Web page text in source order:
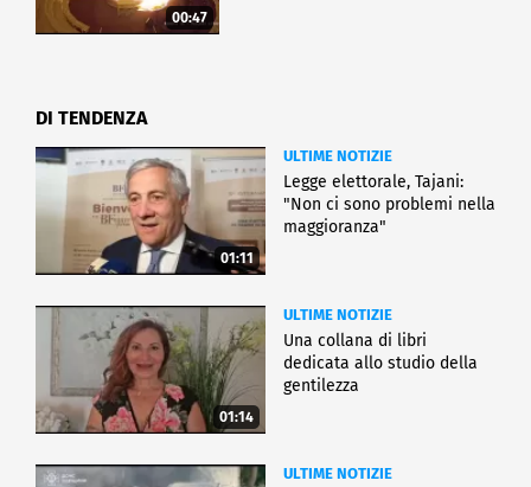
00:47
DI TENDENZA
01:11
ULTIME NOTIZIE
Legge elettorale, Tajani:
"Non ci sono problemi nella
maggioranza"
01:14
ULTIME NOTIZIE
Una collana di libri
dedicata allo studio della
gentilezza
ULTIME NOTIZIE